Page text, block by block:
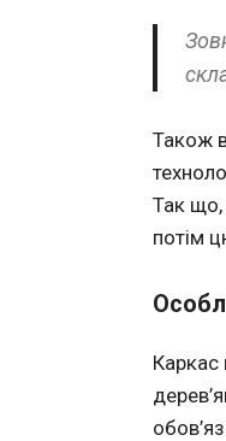
Також
Так що,
потім